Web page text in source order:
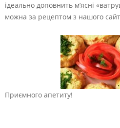
ідеально доповнить м’ясні
можна за рецептом з нашого
Приємного апетиту!